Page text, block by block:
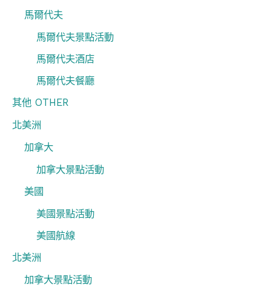
馬爾代夫
馬爾代夫景點活動
馬爾代夫酒店
馬爾代夫餐廳
其他 OTHER
北美洲
加拿大
加拿大景點活動
美國
美國景點活動
美國航線
北美洲
加拿大景點活動